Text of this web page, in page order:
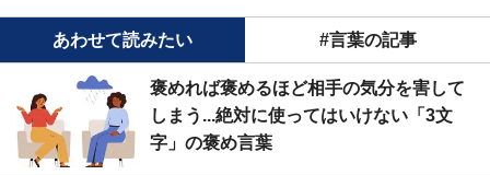
あわせて読みたい #言葉の記事
褒めれば褒めるほど相手の気分を害して
しまう...絶対に使ってはいけない「3文
字」の褒め言葉